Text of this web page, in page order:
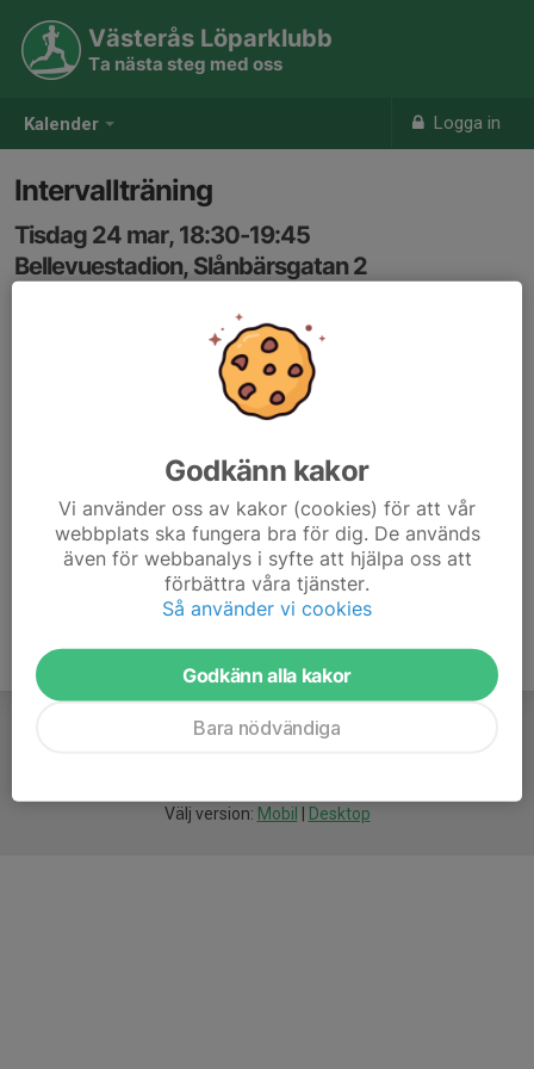
Kalender Logga in
Västerås Löparklubb
Ta nästa steg med oss
Intervallträning
Tisdag 24 mar, 18:30-19:45
Bellevuestadion, Slånbärsgatan 2
Intervallerna är anpassade så dom flesta kan vara med.
Välj version: Mobil Desktop
Godkänn kakor
Vi använder oss av kakor (cookies) för att vår
webbplats ska fungera bra för dig. De används
även för webbanalys i syfte att hjälpa oss att
förbättra våra tjänster.
Så använder vi cookies
Godkänn alla kakor
Bara nödvändiga